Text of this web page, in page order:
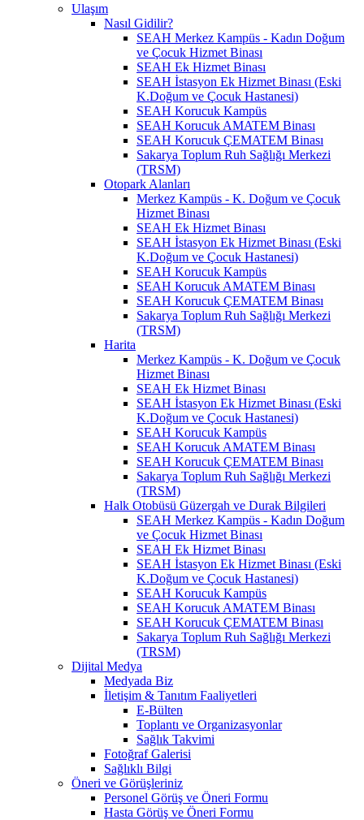
Ulaşım
Nasıl Gidilir?
SEAH Merkez Kampüs - Kadın Doğum
ve Çocuk Hizmet Binası
SEAH Ek Hizmet Binası
SEAH İstasyon Ek Hizmet Binası (Eski
K.Doğum ve Çocuk Hastanesi)
SEAH Korucuk Kampüs
SEAH Korucuk AMATEM Binası
SEAH Korucuk ÇEMATEM Binası
Sakarya Toplum Ruh Sağlığı Merkezi
(TRSM)
Otopark Alanları
Merkez Kampüs - K. Doğum ve Çocuk
Hizmet Binası
SEAH Ek Hizmet Binası
SEAH İstasyon Ek Hizmet Binası (Eski
K.Doğum ve Çocuk Hastanesi)
SEAH Korucuk Kampüs
SEAH Korucuk AMATEM Binası
SEAH Korucuk ÇEMATEM Binası
Sakarya Toplum Ruh Sağlığı Merkezi
(TRSM)
Harita
Merkez Kampüs - K. Doğum ve Çocuk
Hizmet Binası
SEAH Ek Hizmet Binası
SEAH İstasyon Ek Hizmet Binası (Eski
K.Doğum ve Çocuk Hastanesi)
SEAH Korucuk Kampüs
SEAH Korucuk AMATEM Binası
SEAH Korucuk ÇEMATEM Binası
Sakarya Toplum Ruh Sağlığı Merkezi
(TRSM)
Halk Otobüsü Güzergah ve Durak Bilgileri
SEAH Merkez Kampüs - Kadın Doğum
ve Çocuk Hizmet Binası
SEAH Ek Hizmet Binası
SEAH İstasyon Ek Hizmet Binası (Eski
K.Doğum ve Çocuk Hastanesi)
SEAH Korucuk Kampüs
SEAH Korucuk AMATEM Binası
SEAH Korucuk ÇEMATEM Binası
Sakarya Toplum Ruh Sağlığı Merkezi
(TRSM)
Dijital Medya
Medyada Biz
İletişim & Tanıtım Faaliyetleri
E-Bülten
Toplantı ve Organizasyonlar
Sağlık Takvimi
Fotoğraf Galerisi
Sağlıklı Bilgi
Öneri ve Görüşleriniz
Personel Görüş ve Öneri Formu
Hasta Görüş ve Öneri Formu